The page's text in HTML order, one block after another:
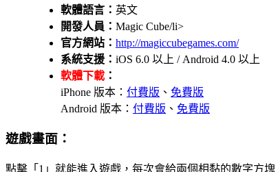
軟體語言： 英文
開發人員： Magic Cube/li>
官方網站： http://magiccubegames.com/
系統支援： iOS 6.0 以上 / Android 4.0 以上
軟體下載 ：
iPhone 版本： 付費版 、 免費版
Android 版本： 付費版 、 免費版
遊戲畫面：
點擊「1」就能進入遊戲，每次會給兩個相黏的數字方